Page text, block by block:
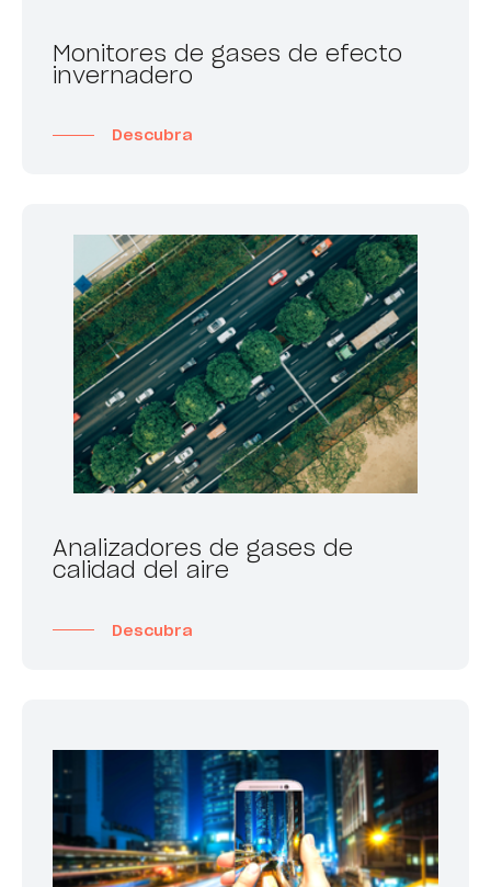
Monitores de gases de efecto
invernadero
Descubra
Analizadores de gases de
calidad del aire
Descubra